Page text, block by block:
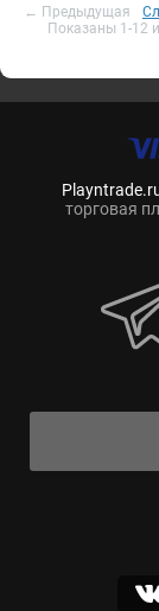
← Предыдущая
Показаны 1-12
торговая